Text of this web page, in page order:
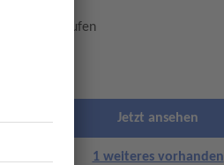
Abgelaufen
Jetzt ansehen
1 weiteres vorhanden